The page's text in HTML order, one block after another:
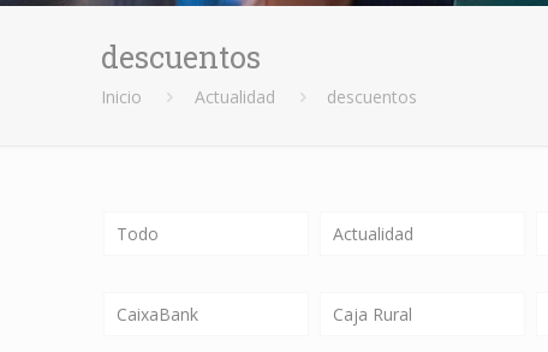
descuentos
Inicio Actualidad descuentos
Todo Actualidad
CaixaBank Caja Rural